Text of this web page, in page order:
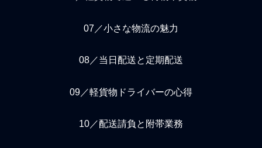
07／小さな物流の魅力
08／当日配送と定期配送
09／軽貨物ドライバーの心得
10／配送請負と附帯業務